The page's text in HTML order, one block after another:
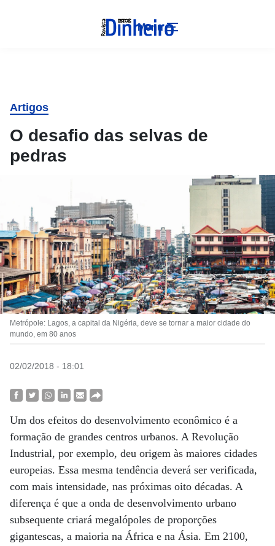
Menu
Artigos
O desafio das selvas de
pedras
Metrópole: Lagos, a capital da Nigéria, deve se tornar a maior cidade do
mundo, em 80 anos
02/02/2018 - 18:01
Um dos efeitos do desenvolvimento econômico é a
formação de grandes centros urbanos. A Revolução
Industrial, por exemplo, deu origem às maiores cidades
europeias. Essa mesma tendência deverá ser verificada,
com mais intensidade, nas próximas oito décadas. A
diferença é que a onda de desenvolvimento urbano
subsequente criará megalópoles de proporções
gigantescas, a maioria na África e na Ásia. Em 2100,